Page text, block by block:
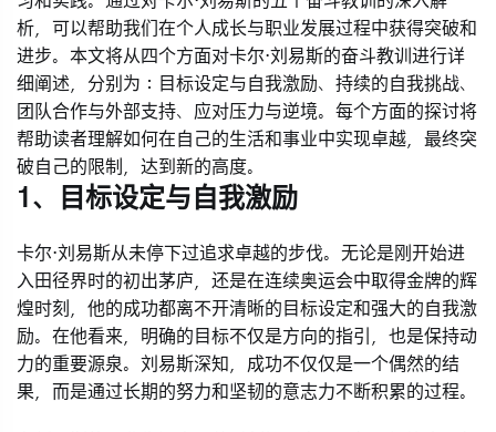
析，可以帮助我们在个人成长与职业发展过程中获得突破和
进步。本文将从四个方面对卡尔·刘易斯的奋斗教训进行详
细阐述，分别为：目标设定与自我激励、持续的自我挑战、
团队合作与外部支持、应对压力与逆境。每个方面的探讨将
帮助读者理解如何在自己的生活和事业中实现卓越，最终突
破自己的限制，达到新的高度。
1、目标设定与自我激励
卡尔·刘易斯从未停下过追求卓越的步伐。无论是刚开始进
入田径界时的初出茅庐，还是在连续奥运会中取得金牌的辉
煌时刻，他的成功都离不开清晰的目标设定和强大的自我激
励。在他看来，明确的目标不仅是方向的指引，也是保持动
力的重要源泉。刘易斯深知，成功不仅仅是一个偶然的结
果，而是通过长期的努力和坚韧的意志力不断积累的过程。